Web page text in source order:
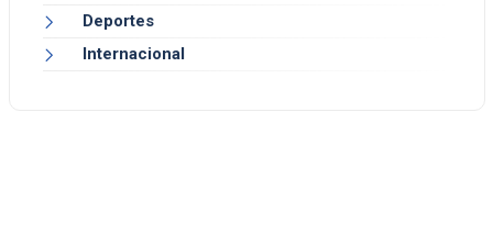
Deportes
Internacional